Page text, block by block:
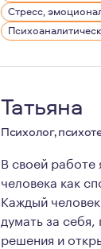
Стресс,
Татьяна
Психолог,
В своей работе
человека как
Каждый
думать за
решения и